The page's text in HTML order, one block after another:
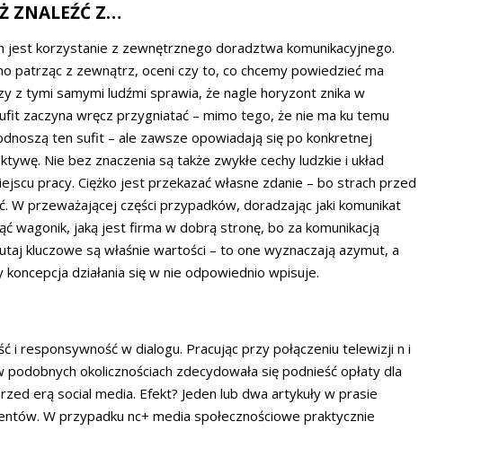
ZNALEŹĆ Z…
korzystanie z zewnętrznego doradztwa komunikacyjnego.
patrząc z zewnątrz, oceni czy to, co chcemy powiedzieć ma
z tymi samymi ludźmi sprawia, że nagle horyzont znika w
zaczyna wręcz przygniatać – mimo tego, że nie ma ku temu
ten sufit – ale zawsze opowiadają się po konkretnej
Nie bez znaczenia są także zwykłe cechy ludzkie i układ
pracy. Ciężko jest przekazać własne zdanie – bo strach przed
W przeważającej części przypadków, doradzając jaki komunikat
wagonik, jaką jest firma w dobrą stronę, bo za komunikacją
kluczowe są właśnie wartości – to one wyznaczają azymut, a
działania się w nie odpowiednio wpisuje.
i responsywność w dialogu. Pracując przy połączeniu telewizji n i
okolicznościach zdecydowała się podnieść opłaty dla
erą social media. Efekt? Jeden lub dwa artykuły w prasie
W przypadku nc+ media społecznościowe praktycznie